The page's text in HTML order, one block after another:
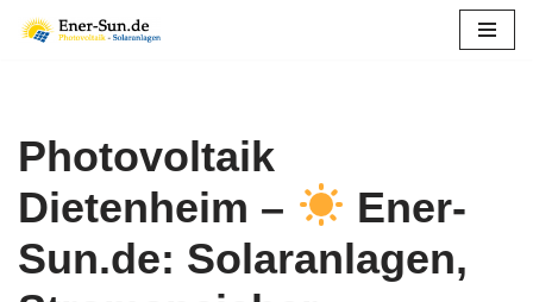
Photovoltaik
Dietenheim –
Ener-
Sun.de: Solaranlagen,